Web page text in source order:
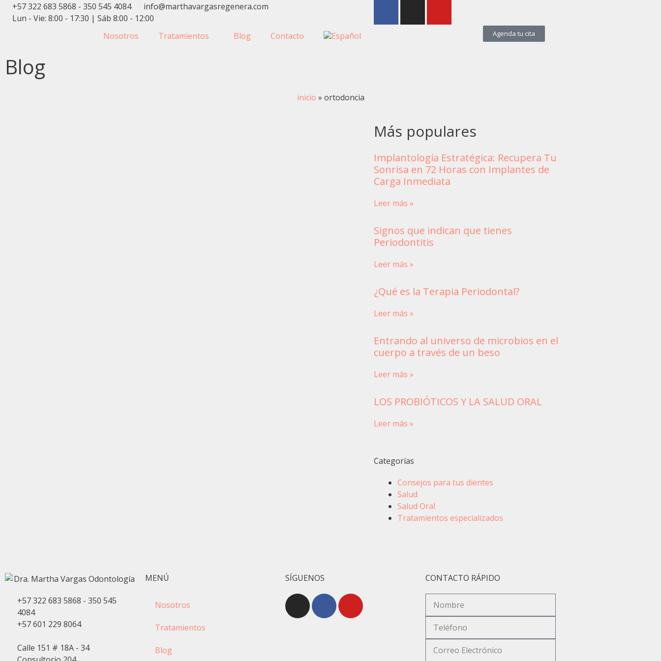
+57 322 683 5868 - 350 545 4084
info@marthavargasregenera.com
Lun - Vie: 8:00 - 17:30 | Sáb 8:00 - 12:00
Nosotros
Tratamientos Blog Contacto Agenda tu cita
Blog
inicio » ortodoncia
Más populares
Implantología Estratégica: Recupera Tu
Sonrisa en 72 Horas con Implantes de
Carga Inmediata
Leer más »
Signos que indican que tienes
Periodontitis
Leer más »
¿Qué es la Terapia Periodontal?
Leer más »
Entrando al universo de microbios en el
cuerpo a través de un beso
Leer más »
LOS PROBIÓTICOS Y LA SALUD ORAL
Leer más »
Categorías
Consejos para tus dientes
Salud
Salud Oral
Tratamientos especializados
+57 322 683 5868 - 350 545
4084
+57 601 229 8064
Calle 151 # 18A - 34
MENÚ
Nosotros
Tratamientos
Blog
SÍGUENOS CONTACTO RÁPIDO